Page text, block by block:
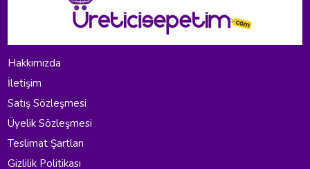
Hakkımızda
İletişim
Satış Sözleşmesi
Üyelik Sözleşmesi
Teslimat Şartları
Gizlilik Politikası